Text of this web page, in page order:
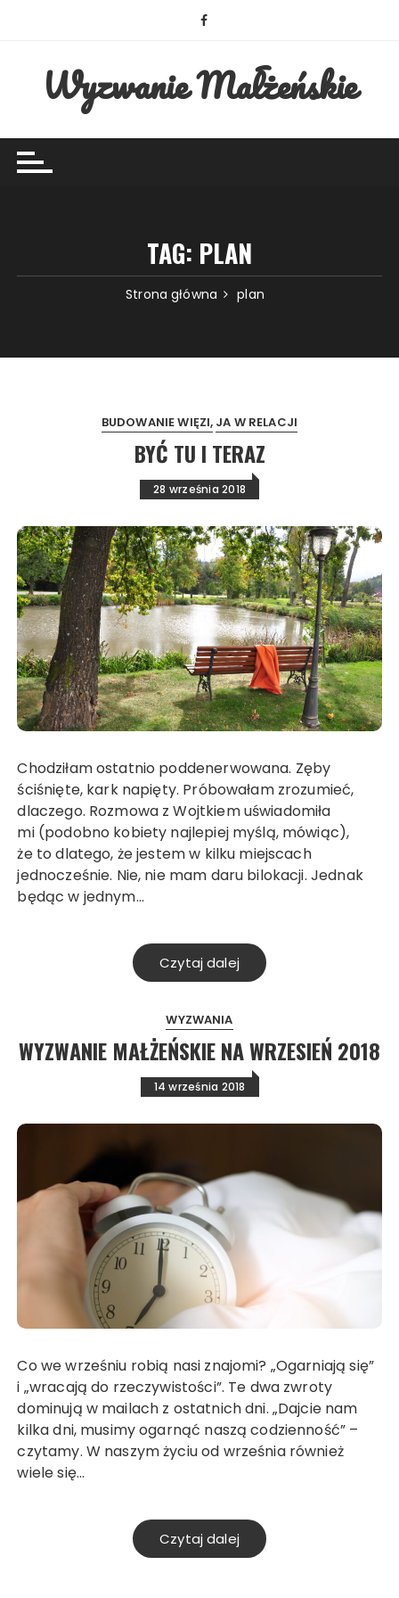
Wyzwanie Małżeńskie
TAG: PLAN
Strona główna plan
BUDOWANIE WIĘZI JA W RELACJI
BYĆ TU I TERAZ
28 września 2018
Chodziłam ostatnio poddenerwowana. Zęby
ściśnięte, kark napięty. Próbowałam zrozumieć,
dlaczego. Rozmowa z Wojtkiem uświadomiła
mi (podobno kobiety najlepiej myślą, mówiąc),
że to dlatego, że jestem w kilku miejscach
jednocześnie. Nie, nie mam daru bilokacji. Jednak
będąc w jednym…
Czytaj dalej
WYZWANIA
WYZWANIE MAŁŻEŃSKIE NA WRZESIEŃ 2018
14 września 2018
Co we wrześniu robią nasi znajomi? „Ogarniają się”
i „wracają do rzeczywistości”. Te dwa zwroty
dominują w mailach z ostatnich dni. „Dajcie nam
kilka dni, musimy ogarnąć naszą codzienność” –
czytamy. W naszym życiu od września również
wiele się…
Czytaj dalej